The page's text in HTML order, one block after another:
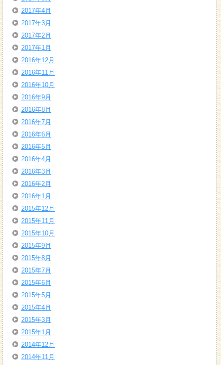
2017年4月
2017年3月
2017年2月
2017年1月
2016年12月
2016年11月
2016年10月
2016年9月
2016年8月
2016年7月
2016年6月
2016年5月
2016年4月
2016年3月
2016年2月
2016年1月
2015年12月
2015年11月
2015年10月
2015年9月
2015年8月
2015年7月
2015年6月
2015年5月
2015年4月
2015年3月
2015年1月
2014年12月
2014年11月